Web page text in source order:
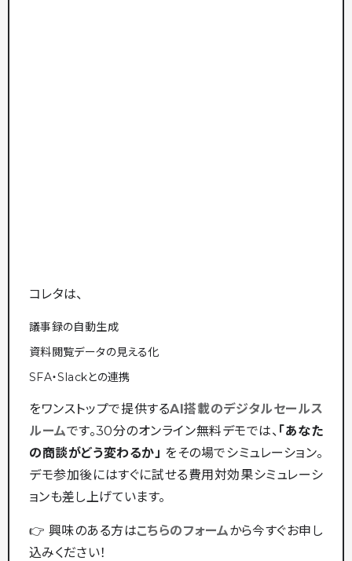
コレタは、
議事録の自動生成
資料閲覧データの見える化
SFA・Slackとの連携
をワンストップで提供するAI搭載のデジタルセールス
ルームです。30分のオンライン無料デモでは、 「あなた
の商談がどう変わるか」 をその場でシミュレーション。
デモ参加後にはすぐに試せる費用対効果シミュレーシ
ョンも差し上げています。
👉 興味のある方はこちらのフォームから今すぐお申し
込みください！